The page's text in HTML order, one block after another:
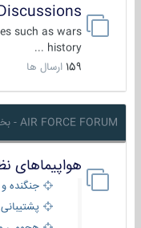
Discussions
such as wars
history ...
159 ارسال ها
AIR FORCE FORUM - بخش نیروی هوایی
هواپیماهای
جنگنده و
پشتیبانی و